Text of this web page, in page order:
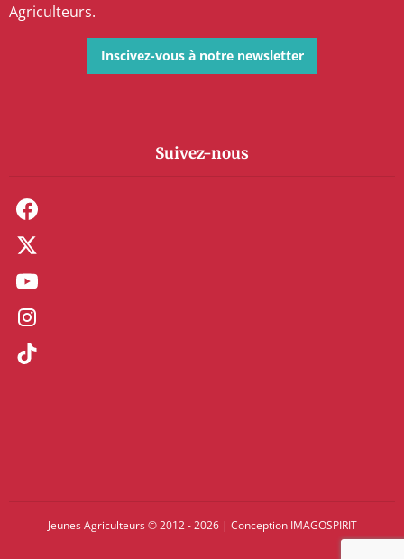
Agriculteurs.
Inscivez-vous à notre newsletter
Suivez-nous
Jeunes Agriculteurs © 2012 - 2026 | Conception IMAGOSPIRIT